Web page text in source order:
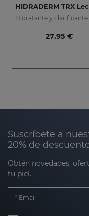
27.95 €
Suscríbete a
20% de
Obtén novedades,
tu piel.
Email